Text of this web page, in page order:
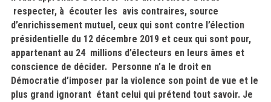
respecter, à écouter les avis contraires, source
d’enrichissement mutuel, ceux qui sont contre l’élection
présidentielle du 12 décembre 2019 et ceux qui sont pour,
appartenant au 24 millions d’électeurs en leurs âmes et
conscience de décider. Personne n’a le droit en
Démocratie d’imposer par la violence son point de vue et le
plus grand ignorant étant celui qui prétend tout savoir. Je